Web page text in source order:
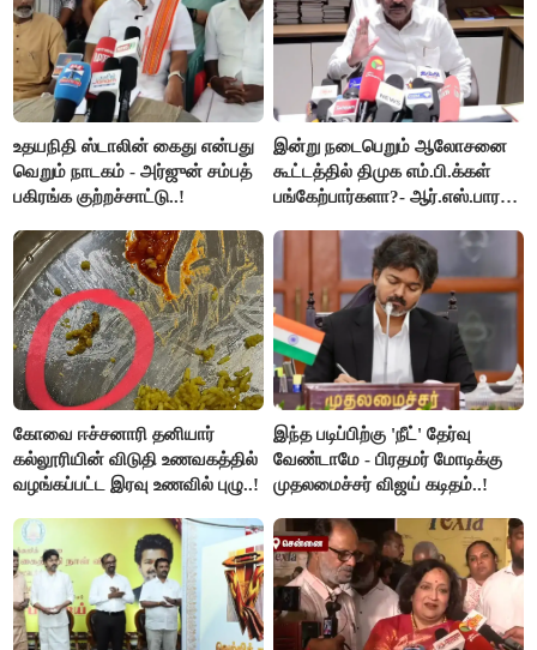
உதயநிதி ஸ்டாலின் கைது என்பது
வெறும் நாடகம் - அர்ஜுன் சம்பத்
பகிரங்க குற்றச்சாட்டு..!
இன்று நடைபெறும் ஆலோசனை
கூட்டத்தில் திமுக எம்.பி.க்கள்
பங்கேற்பார்களா?- ஆர்.எஸ்.பாரதி
கோவை ஈச்சனாரி தனியார்
கல்லூரியின் விடுதி உணவகத்தில்
வழங்கப்பட்ட இரவு உணவில் புழு..!
இந்த படிப்பிற்கு 'நீட்' தேர்வு
வேண்டாமே - பிரதமர் மோடிக்கு
முதலமைச்சர் விஜய் கடிதம்..!